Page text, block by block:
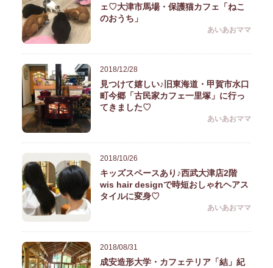
ェ♡大津市馬場・保護猫カフェ「ねこ
のおうち」
あいあおママ
2018/12/28
見つけて嬉しい♪旧東海道・甲賀市水口
町今郷「古民家カフェ一里塚」に行っ
てきました♡
あいあおママ
2018/10/26
キッズスペースあり♪西武大津店2階
wis hair designで時短おしゃれヘアス
タイルに変身♡
あいあおママ
2018/08/31
成安造形大学・カフェテリア「結」紀